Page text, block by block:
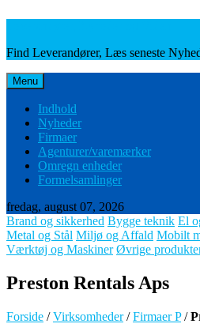
Find Leverandører, Læs seneste
Menu
Indhold
Nyheder
Firmaer
Agenturer/varemærker
Omregn enheder
Formelsamlinger
fredag, august 07, 2026
Brand og sikkerhed Bygge teknik El
Metal og Stål Miljø og Affald Mobilt
Værktøj og Maskiner Øvrige
Preston Rentals Aps
Forside /Virksomheder/Firmaer P/